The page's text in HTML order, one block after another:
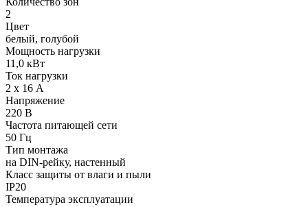
2
Цвет
белый, голубой
Мощность нагрузки
11,0 кВт
Ток нагрузки
2 х 16 А
Напряжение
220 В
Частота питающей сети
50 Гц
Тип монтажа
на DIN-рейку, настенный
Класс защиты от влаги и пыли
IP20
Температура эксплуатации